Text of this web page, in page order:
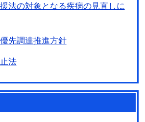
法の対象となる疾病の見直しに
先調達推進方針
法